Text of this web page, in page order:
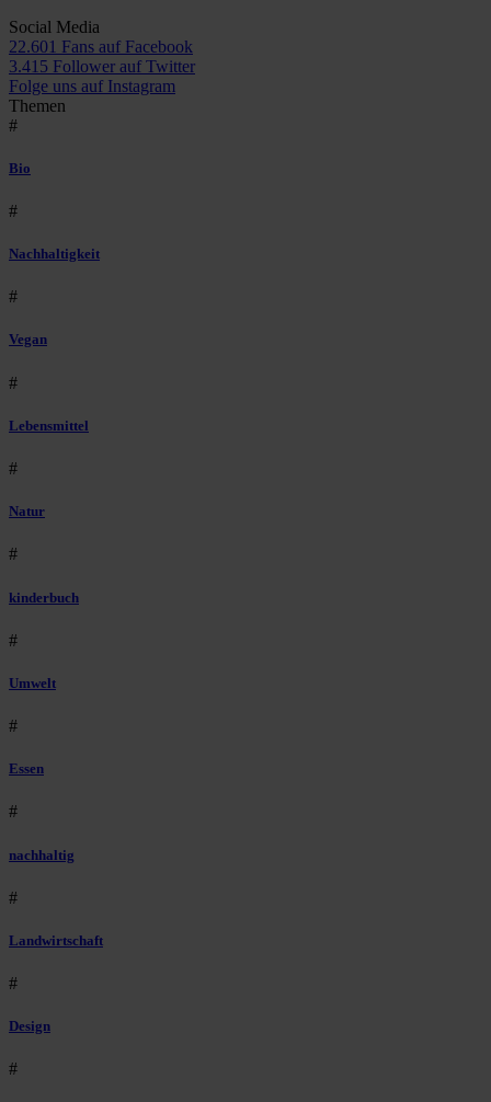
Social Media
22.601 Fans auf Facebook
3.415 Follower auf Twitter
Folge uns auf Instagram
Themen
#
Bio
#
Nachhaltigkeit
#
Vegan
#
Lebensmittel
#
Natur
#
kinderbuch
#
Umwelt
#
Essen
#
nachhaltig
#
Landwirtschaft
#
Design
#